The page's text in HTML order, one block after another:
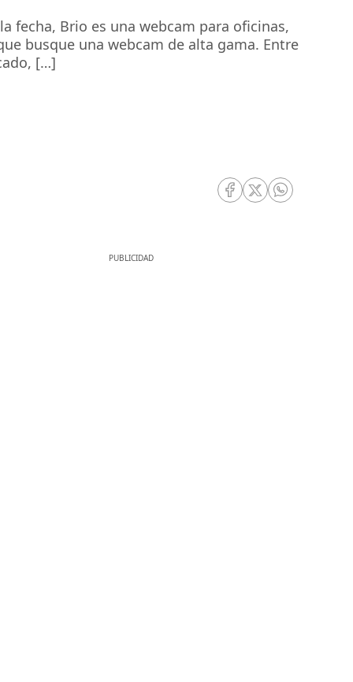
fecha, Brio es una webcam para oficinas,
busque una webcam de alta gama. Entre
[…]
RRSS Facebook
RRSS Twitter
RRSS